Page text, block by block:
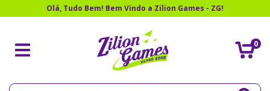
Olá, Tudo Bem! Bem Vindo a Zilion Games - ZG!
0